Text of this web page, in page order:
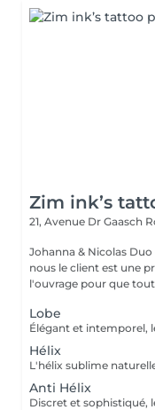
Zim ink’s
21, Avenue Dr Gaasch
Johanna & Nicolas Duo dans la vie et dans le travaille ! Chez
nous le client est une priorité ! Nous
l'ouvrage pour que
Lobe
Hélix
Anti Hélix